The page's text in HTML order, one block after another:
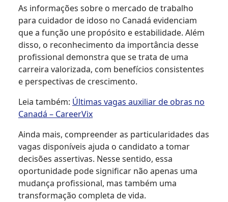
As informações sobre o mercado de trabalho
para cuidador de idoso no Canadá evidenciam
que a função une propósito e estabilidade. Além
disso, o reconhecimento da importância desse
profissional demonstra que se trata de uma
carreira valorizada, com benefícios consistentes
e perspectivas de crescimento.
Leia também: Últimas vagas auxiliar de obras no
Canadá – CareerVix
Ainda mais, compreender as particularidades das
vagas disponíveis ajuda o candidato a tomar
decisões assertivas. Nesse sentido, essa
oportunidade pode significar não apenas uma
mudança profissional, mas também uma
transformação completa de vida.